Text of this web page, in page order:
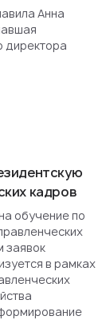
Анна
директора
кадров
обучение по
заявок
в рамках